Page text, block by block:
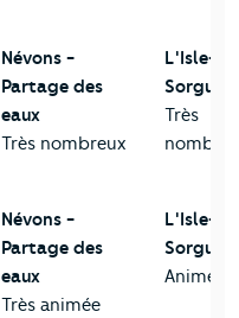
Névons -
Partage des
eaux
Très nombreux
L'Isle-
Sorgue
Très
Névons -
Partage des
eaux
Très animée
L'Isle-
Sorgue
Animée